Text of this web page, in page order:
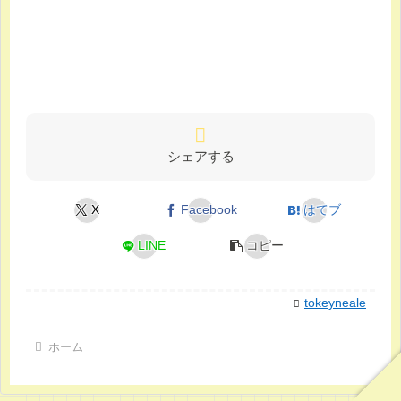
シェアする
X Facebook はてブ
LINE コピー
tokeyneale
ホーム